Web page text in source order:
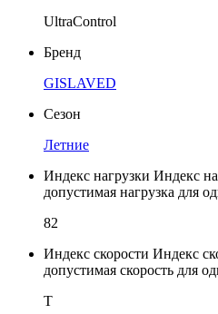
UltraControl
Бренд
GISLAVED
Сезон
Летние
Индекс нагрузки Индекс
допустимая нагрузка для
82
Индекс скорости Индекс
допустимая скорость для
T